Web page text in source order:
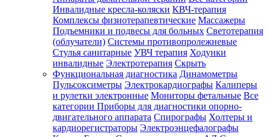
Инвалидные кресла-коляски КВЧ-терапия
Комплексы физиотерапевтические Массажеры
Подъемники и подвесы для больных Светотерапия
(облучатели) Системы противопролежневые
Стулья санитарные УВЧ терапия Ходунки
инвалидные Электротерапия Скрыть
Функциональная диагностика Динамометры
Пульсоксиметры Электрокардиографы Калиперы
и рулетки электронные Мониторы фетальные Все
категории Приборы для диагностики опорно-
двигательного аппарата Спирографы Холтеры и
кардиорегистраторы Электроэнцефалографы